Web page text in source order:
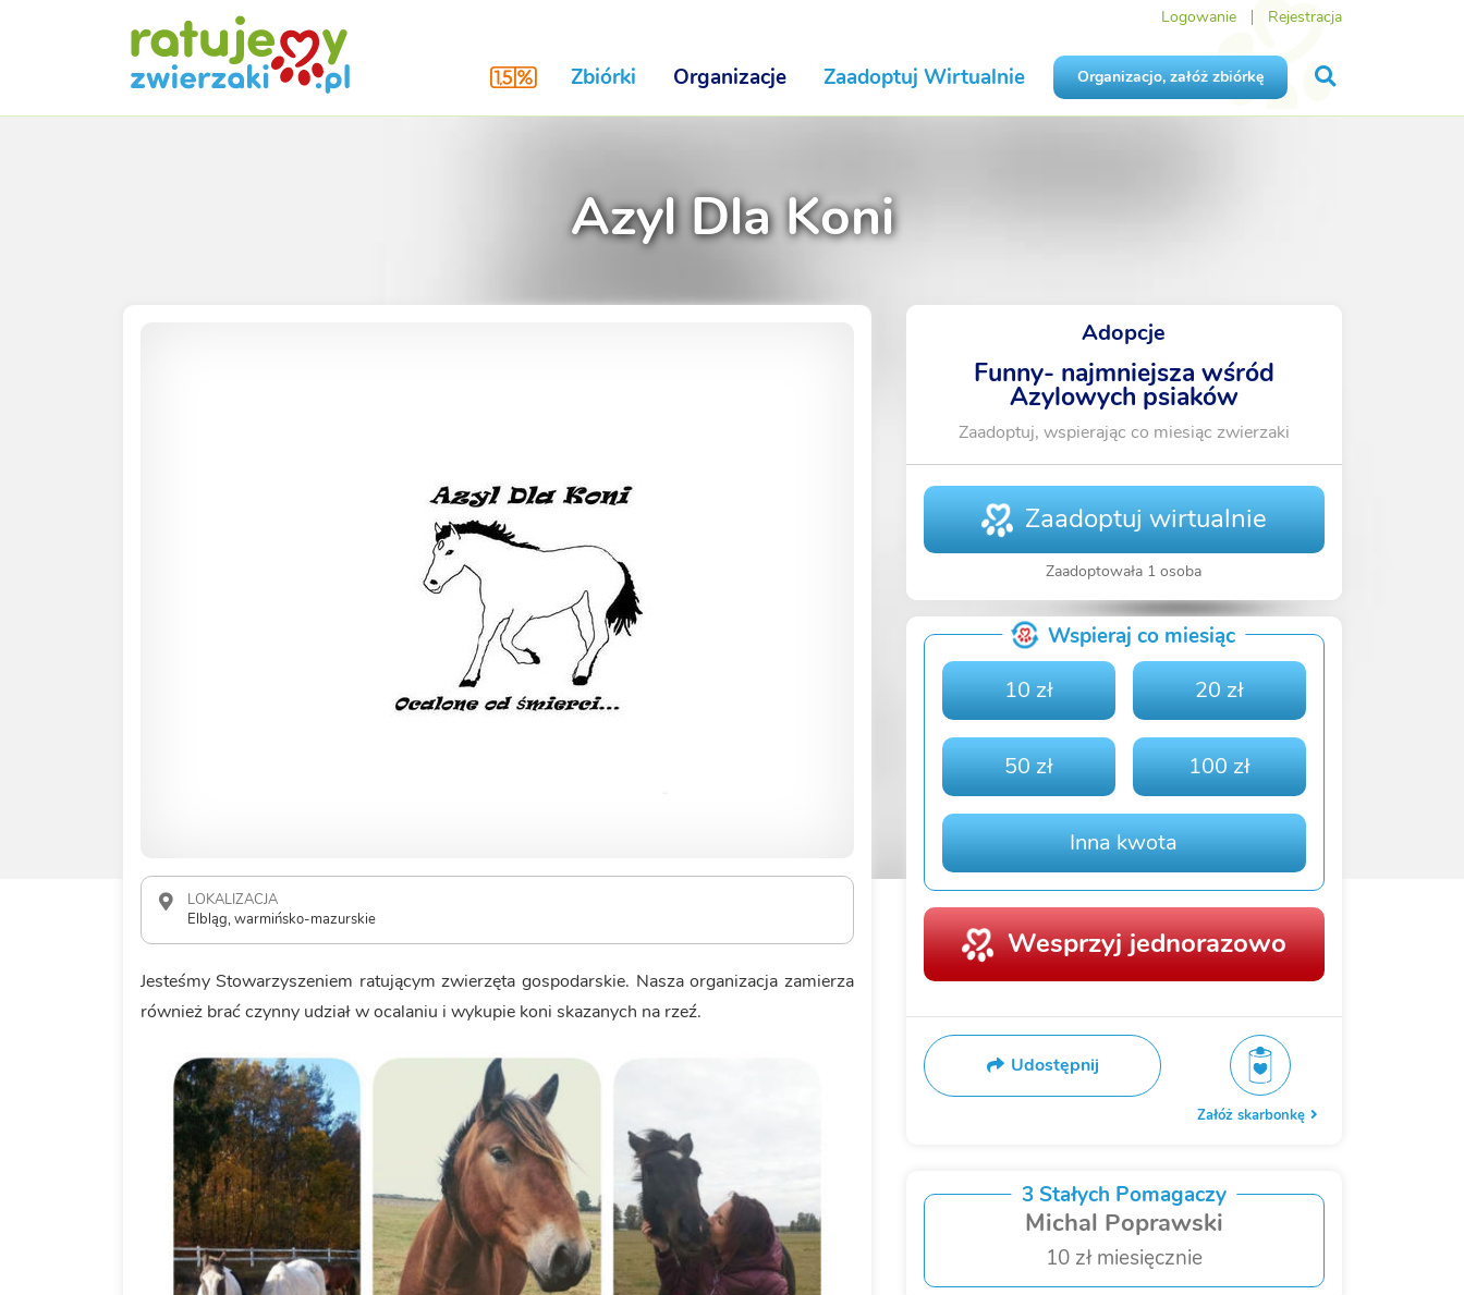
Logowanie Rejestracja
Zbiórki Organizacje Zaadoptuj Wirtualnie Organizacjo, załóż zbiórkę
Azyl Dla Koni
LOKALIZACJA
Elbląg, warmińsko-mazurskie
Jesteśmy Stowarzyszeniem ratującym zwierzęta gospodarskie. Nasza organizacja zamierza
również brać czynny udział w ocalaniu i wykupie koni skazanych na rzeź.
Adopcje
Funny- najmniejsza wśród
Azylowych psiaków
Zaadoptuj, wspierając co miesiąc zwierzaki
Zaadoptuj wirtualnie
Zaadoptowała 1 osoba
Wspieraj co miesiąc
10 zł 20 zł
50 zł 100 zł
Inna kwota
Wesprzyj jednorazowo
Udostępnij
Załóż skarbonkę
3 Stałych Pomagaczy
Michal Poprawski
10 zł miesięcznie